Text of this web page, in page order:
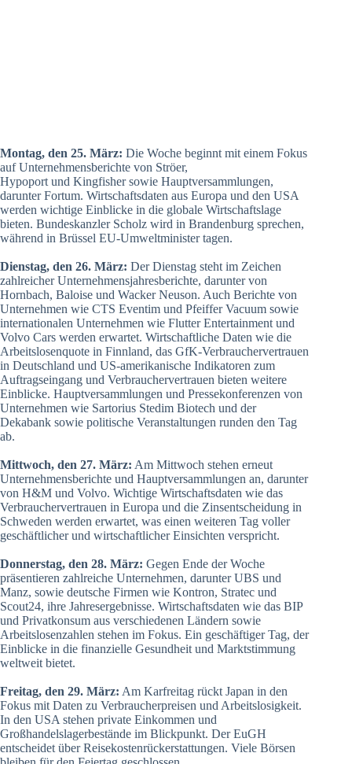
Montag, den 25. März: Die Woche beginnt mit einem Fokus
auf Unternehmensberichte von Ströer,
Hypoport und Kingfisher sowie Hauptversammlungen,
darunter Fortum. Wirtschaftsdaten aus Europa und den USA
werden wichtige Einblicke in die globale Wirtschaftslage
bieten. Bundeskanzler Scholz wird in Brandenburg sprechen,
während in Brüssel EU-Umweltminister tagen.
Dienstag, den 26. März: Der Dienstag steht im Zeichen
zahlreicher Unternehmensjahresberichte, darunter von
Hornbach, Baloise und Wacker Neuson. Auch Berichte von
Unternehmen wie CTS Eventim und Pfeiffer Vacuum sowie
internationalen Unternehmen wie Flutter Entertainment und
Volvo Cars werden erwartet. Wirtschaftliche Daten wie die
Arbeitslosenquote in Finnland, das GfK-Verbrauchervertrauen
in Deutschland und US-amerikanische Indikatoren zum
Auftragseingang und Verbrauchervertrauen bieten weitere
Einblicke. Hauptversammlungen und Pressekonferenzen von
Unternehmen wie Sartorius Stedim Biotech und der
Dekabank sowie politische Veranstaltungen runden den Tag
ab.
Mittwoch, den 27. März: Am Mittwoch stehen erneut
Unternehmensberichte und Hauptversammlungen an, darunter
von H&M und Volvo. Wichtige Wirtschaftsdaten wie das
Verbrauchervertrauen in Europa und die Zinsentscheidung in
Schweden werden erwartet, was einen weiteren Tag voller
geschäftlicher und wirtschaftlicher Einsichten verspricht.
Donnerstag, den 28. März: Gegen Ende der Woche
präsentieren zahlreiche Unternehmen, darunter UBS und
Manz, sowie deutsche Firmen wie Kontron, Stratec und
Scout24, ihre Jahresergebnisse. Wirtschaftsdaten wie das BIP
und Privatkonsum aus verschiedenen Ländern sowie
Arbeitslosenzahlen stehen im Fokus. Ein geschäftiger Tag, der
Einblicke in die finanzielle Gesundheit und Marktstimmung
weltweit bietet.
Freitag, den 29. März: Am Karfreitag rückt Japan in den
Fokus mit Daten zu Verbraucherpreisen und Arbeitslosigkeit.
In den USA stehen private Einkommen und
Großhandelslagerbestände im Blickpunkt. Der EuGH
entscheidet über Reisekostenrückerstattungen. Viele Börsen